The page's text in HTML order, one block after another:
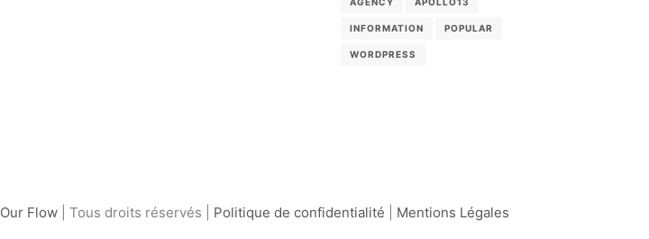
INFORMATION POPULAR
WORDPRESS
Our Flow | Tous droits réservés | Politique de confidentialité Mentions Légales